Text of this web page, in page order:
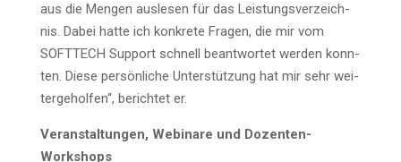
aus die Men­gen aus­le­sen für das Leis­tungs­ver­zeich­
nis. Dabei hat­te ich kon­kre­te Fra­gen, die mir vom
SOFTTECH Sup­port schnell beant­wor­tet wer­den konn­
ten. Die­se per­sön­li­che Unter­stüt­zung hat mir sehr wei­
ter­ge­hol­fen“, berich­tet er.
Ver­an­stal­tun­gen, Web­i­na­re und Dozenten-
Workshops